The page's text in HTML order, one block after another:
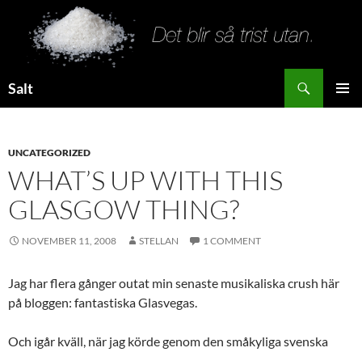
Salt
UNCATEGORIZED
WHAT’S UP WITH THIS
GLASGOW THING?
NOVEMBER 11, 2008 STELLAN 1 COMMENT
Jag har flera gånger outat min senaste musikaliska crush här
på bloggen: fantastiska Glasvegas.
Och igår kväll, när jag körde genom den småkyliga svenska